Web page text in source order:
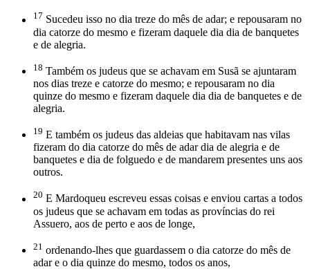
17 Sucedeu isso no dia treze do mês de adar; e repousaram no
dia catorze do mesmo e fizeram daquele dia dia de banquetes
e de alegria.
18 Também os judeus que se achavam em Susã se ajuntaram
nos dias treze e catorze do mesmo; e repousaram no dia
quinze do mesmo e fizeram daquele dia dia de banquetes e de
alegria.
19 E também os judeus das aldeias que habitavam nas vilas
fizeram do dia catorze do mês de adar dia de alegria e de
banquetes e dia de folguedo e de mandarem presentes uns aos
outros.
20 E Mardoqueu escreveu essas coisas e enviou cartas a todos
os judeus que se achavam em todas as províncias do rei
Assuero, aos de perto e aos de longe,
21 ordenando-lhes que guardassem o dia catorze do mês de
adar e o dia quinze do mesmo, todos os anos,